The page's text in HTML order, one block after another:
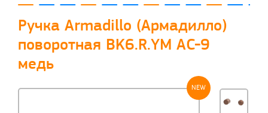
Ручка Armadillo (Армадилло)
поворотная BK6.R.YM AC-9
медь
NEW